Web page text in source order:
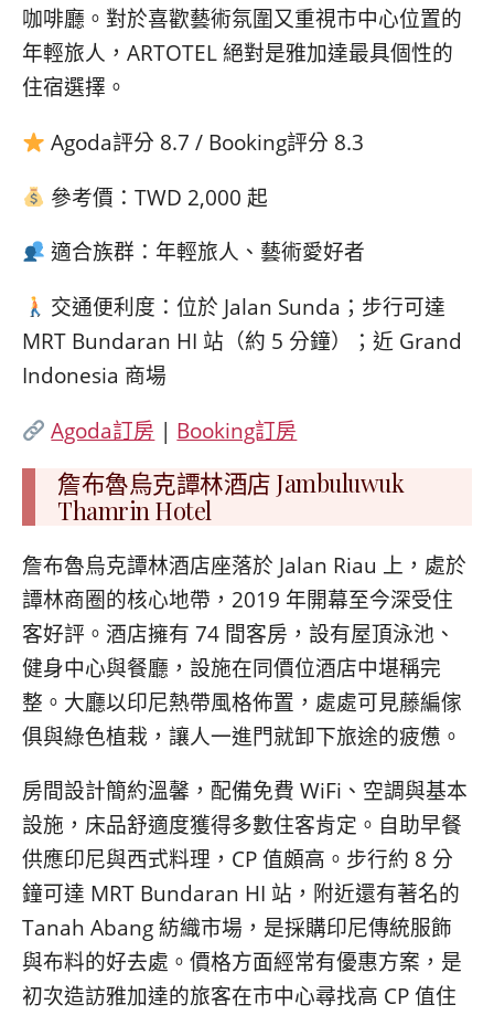
咖啡廳。對於喜歡藝術氛圍又重視市中心位置的
年輕旅人，ARTOTEL 絕對是雅加達最具個性的
住宿選擇。
Agoda評分 8.7 / Booking評分 8.3
參考價：TWD 2,000 起
適合族群：年輕旅人、藝術愛好者
交通便利度：位於 Jalan Sunda；步行可達
MRT Bundaran HI 站（約 5 分鐘）；近 Grand
Indonesia 商場
Agoda訂房 | Booking訂房
詹布魯烏克譚林酒店 Jambuluwuk
Thamrin Hotel
詹布魯烏克譚林酒店座落於 Jalan Riau 上，處於
譚林商圈的核心地帶，2019 年開幕至今深受住
客好評。酒店擁有 74 間客房，設有屋頂泳池、
健身中心與餐廳，設施在同價位酒店中堪稱完
整。大廳以印尼熱帶風格佈置，處處可見藤編傢
俱與綠色植栽，讓人一進門就卸下旅途的疲憊。
房間設計簡約溫馨，配備免費 WiFi、空調與基本
設施，床品舒適度獲得多數住客肯定。自助早餐
供應印尼與西式料理，CP 值頗高。步行約 8 分
鐘可達 MRT Bundaran HI 站，附近還有著名的
Tanah Abang 紡織市場，是採購印尼傳統服飾
與布料的好去處。價格方面經常有優惠方案，是
初次造訪雅加達的旅客在市中心尋找高 CP 值住